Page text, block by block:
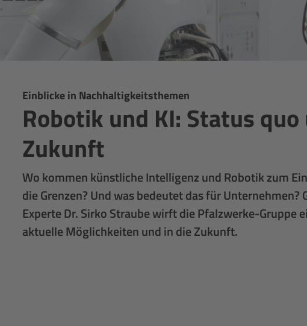
Einblicke in Nachhaltigkeitsthemen
Robotik und KI: Status quo
Zukunft
Wo kommen künstliche Intelligenz und Robotik zum
die Grenzen? Und was bedeutet das für Unternehmen?
Experte Dr. Sirko Straube wirft die Pfalzwerke-Gruppe
aktuelle Möglichkeiten und in die Zukunft.